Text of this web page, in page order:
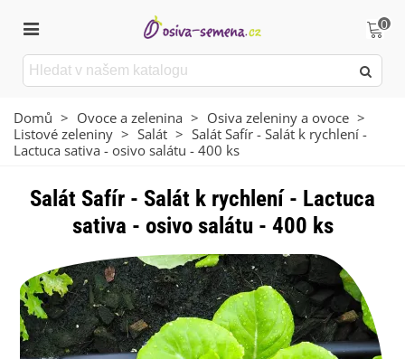
0
Domů > Ovoce a zelenina > Osiva zeleniny a ovoce >
Listové zeleniny > Salát > Salát Safír - Salát k rychlení -
Lactuca sativa - osivo salátu - 400 ks
Salát Safír - Salát k rychlení - Lactuca
sativa - osivo salátu - 400 ks